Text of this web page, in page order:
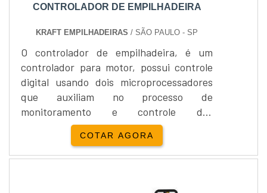
CONTROLADOR DE EMPILHADEIRA
KRAFT EMPILHADEIRAS / SÃO PAULO - SP
O controlador de empilhadeira, é um
controlador para motor, possui controle
digital usando dois microprocessadores
que auxiliam no processo de
monitoramento e controle dos
movimentos realizados pela
empilhadeira.Para que serve o
controlador de empilhadeira oferecido
de direção zapi, são fabricados em
COTAR AGORA